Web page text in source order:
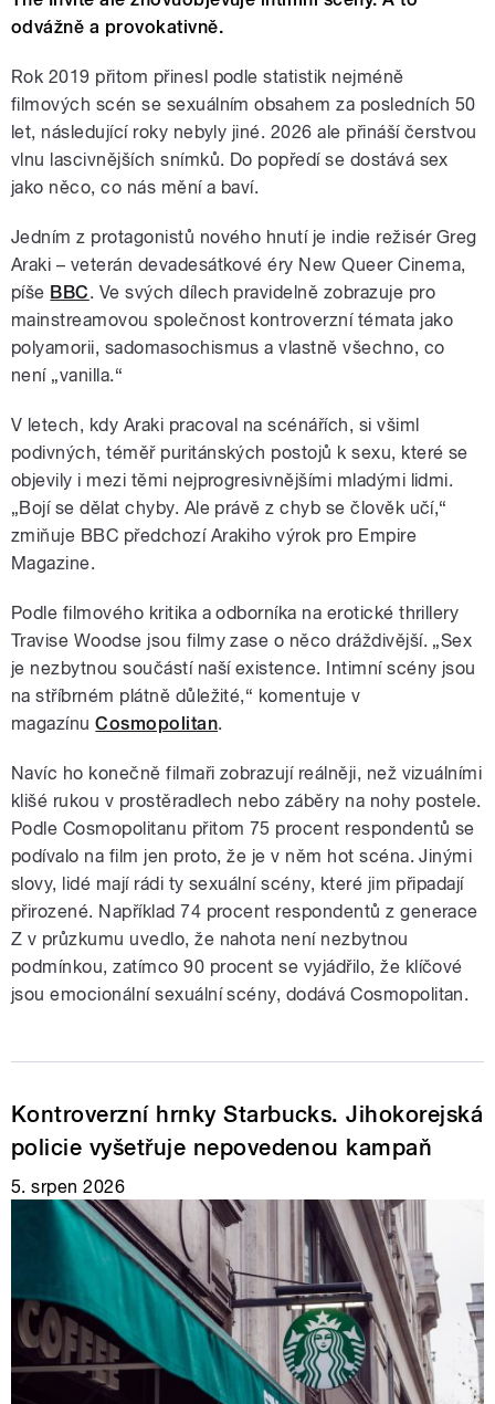
odvážně a provokativně.
Rok 2019 přitom přinesl podle statistik nejméně
filmových scén se sexuálním obsahem za posledních 50
let, následující roky nebyly jiné. 2026 ale přináší čerstvou
vlnu lascivnějších snímků. Do popředí se dostává sex
jako něco, co nás mění a baví.
Jedním z protagonistů nového hnutí je indie režisér Greg
Araki – veterán devadesátkové éry New Queer Cinema,
píše BBC. Ve svých dílech pravidelně zobrazuje pro
mainstreamovou společnost kontroverzní témata jako
polyamorii, sadomasochismus a vlastně všechno, co
není „vanilla.“
V letech, kdy Araki pracoval na scénářích, si všiml
podivných, téměř puritánských postojů k sexu, které se
objevily i mezi těmi nejprogresivnějšími mladými lidmi.
„Bojí se dělat chyby. Ale právě z chyb se člověk učí,“
zmiňuje BBC předchozí Arakiho výrok pro Empire
Magazine.
Podle filmového kritika a odborníka na erotické thrillery
Travise Woodse jsou filmy zase o něco dráždivější. „Sex
je nezbytnou součástí naší existence. Intimní scény jsou
na stříbrném plátně důležité,“ komentuje v
magazínu Cosmopolitan.
Navíc ho konečně filmaři zobrazují reálněji, než vizuálními
klišé rukou v prostěradlech nebo záběry na nohy postele.
Podle Cosmopolitanu přitom 75 procent respondentů se
podívalo na film jen proto, že je v něm hot scéna. Jinými
slovy, lidé mají rádi ty sexuální scény, které jim připadají
přirozené. Například 74 procent respondentů z generace
Z v průzkumu uvedlo, že nahota není nezbytnou
podmínkou, zatímco 90 procent se vyjádřilo, že klíčové
jsou emocionální sexuální scény, dodává Cosmopolitan.
Kontroverzní hrnky Starbucks. Jihokorejská
policie vyšetřuje nepovedenou kampaň
5. srpen 2026